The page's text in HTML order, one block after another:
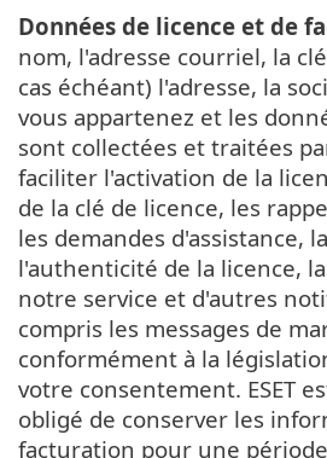
Données de licence et de
nom, l'adresse courriel, la
cas échéant) l'adresse, la
vous appartenez et les
sont collectées et traitées
faciliter l'activation de la
de la clé de licence, les
les demandes d'assistance,
l'authenticité de la licence,
notre service et d'autres
compris les messages de
conformément à la
votre consentement. ESET
obligé de conserver les
facturation pour une